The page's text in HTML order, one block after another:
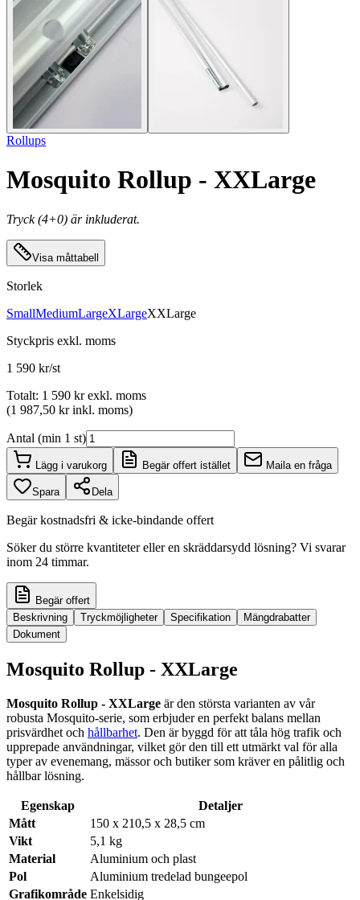
Rollups
Mosquito Rollup - XXLarge
Tryck (4+0) är inkluderat.
Visa måttabell
Storlek
SmallMediumLargeXLargeXXLarge
Styckpris exkl. moms
1 590 kr/st
Totalt: 1 590 kr exkl. moms
(1 987,50 kr inkl. moms)
Antal (min 1 st)
Lägg i varukorg Begär offert istället Maila en fråga
Spara Dela
Begär kostnadsfri & icke-bindande offert
Söker du större kvantiteter eller en skräddarsydd lösning? Vi svarar
inom 24 timmar.
Begär offert
Beskrivning
Tryckmöjligheter Specifikation
Mängdrabatter
Dokument
Mosquito Rollup - XXLarge
Mosquito Rollup - XXLarge är den största varianten av vår
robusta Mosquito-serie, som erbjuder en perfekt balans mellan
prisvärdhet och hållbarhet. Den är byggd för att tåla hög trafik och
upprepade användningar, vilket gör den till ett utmärkt val för alla
typer av evenemang, mässor och butiker som kräver en pålitlig och
hållbar lösning.
Egenskap
Detaljer
Mått
150 x 210,5 x 28,5 cm
Vikt
5,1 kg
Material
Aluminium och plast
Pol
Aluminium tredelad bungeepol
Grafikområde Enkelsidig